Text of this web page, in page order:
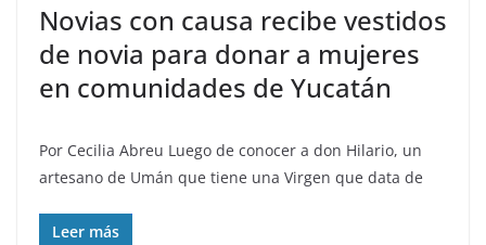
Novias con causa recibe vestidos
de novia para donar a mujeres
en comunidades de Yucatán
Por Cecilia Abreu Luego de conocer a don Hilario, un
artesano de Umán que tiene una Virgen que data de
Leer más